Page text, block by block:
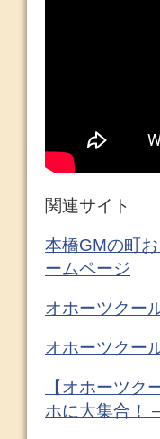
関連サイト
本橋GMの町
ームページ
オホーツクー
オホーツクー
【オホーツ
ホに大集合！